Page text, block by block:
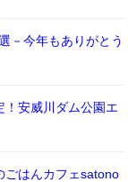
－今年もありがとう
！安威川ダム公園エ
ごはんカフェsatono